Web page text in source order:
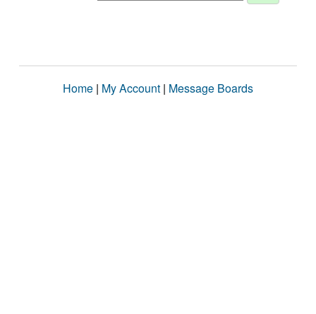
Home | My Account | Message Boards